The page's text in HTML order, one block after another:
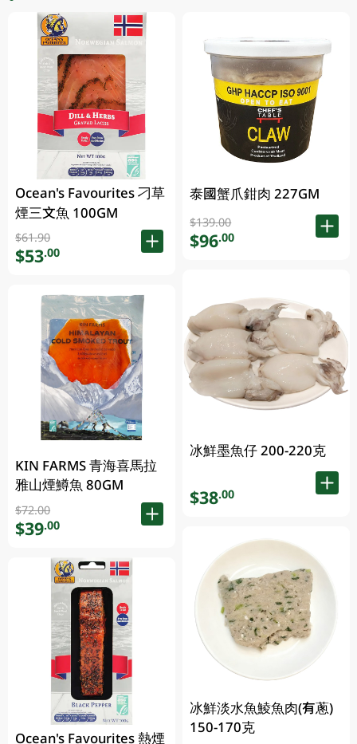
Ocean's Favourites 刁草
煙三文魚 100GM
$61.90
$53.00
KIN FARMS 青海喜馬拉
雅山煙鱒魚 80GM
$72.00
$39.00
Ocean's Favourites 熱煙
泰國蟹爪鉗肉 227GM
$139.00
$96.00
冰鮮墨魚仔 200-220克
$38.00
冰鮮淡水魚鯪魚肉(有蔥)
150-170克